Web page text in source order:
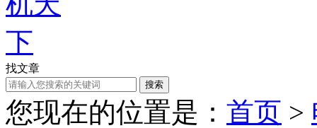
找文章
搜索
您现在的位置是： 首页 >